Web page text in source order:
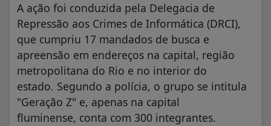
A ação foi conduzida pela Delegacia de
Repressão aos Crimes de Informática (DRCI),
que cumpriu 17 mandados de busca e
apreensão em endereços na capital, região
metropolitana do Rio e no interior do
estado. Segundo a polícia, o grupo se intitula
"Geração Z" e, apenas na capital
fluminense, conta com 300 integrantes.